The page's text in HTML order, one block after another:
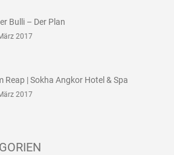
Bulli – Der Plan
2017
Reap | Sokha Angkor Hotel & Spa
2017